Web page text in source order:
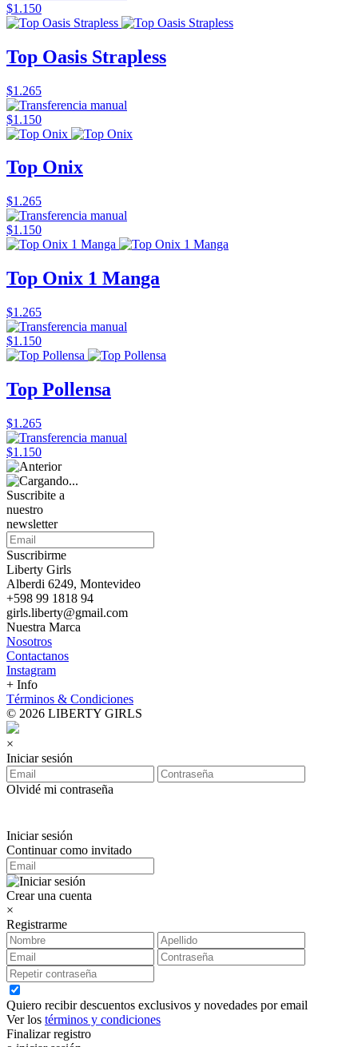
$1.150
Top Oasis Strapless
$1.265
$1.150
Top Onix
$1.265
$1.150
Top Onix 1 Manga
$1.265
$1.150
Top Pollensa
$1.265
$1.150
Suscribite a
nuestro
newsletter
Suscribirme
Liberty Girls
Alberdi 6249, Montevideo
+598 99 1818 94
girls.liberty@gmail.com
Nuestra Marca
Nosotros
Contactanos
Instagram
+ Info
Términos & Condiciones
© 2026 LIBERTY GIRLS
×
Iniciar sesión
Olvidé mi contraseña
Iniciar sesión
Continuar como invitado
Crear una cuenta
×
Registrarme
Quiero recibir descuentos exclusivos y novedades por email
Ver los términos y condiciones
Finalizar registro